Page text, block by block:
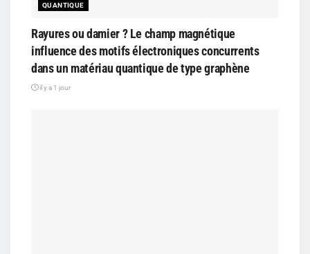
QUANTIQUE
Rayures ou damier ? Le champ magnétique
influence des motifs électroniques concurrents
dans un matériau quantique de type graphène
il y a 1 jour